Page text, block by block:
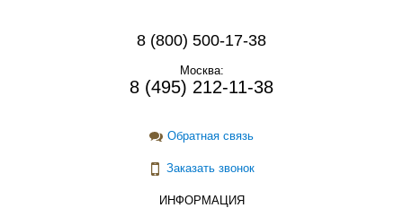
8 (800) 500-17-38
Москва:
8 (495) 212-11-38
Обратная связь
Заказать звонок
ИНФОРМАЦИЯ